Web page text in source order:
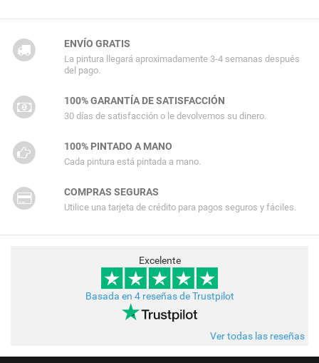
ENVÍO GRATIS
La pintura llegará aproximadamente 3-4 semanas después
del pago.
100% GARANTÍA DE SATISFACCIÓN
30 días de satisfacción o le devolvemos su dinero.
100% PINTADO A MANO
Cada pintura está pintada a mano.
COMPRAS SEGURAS
Utilice una tarjeta de crédito para pagos seguros y fáciles.
Excelente
Basada en 4 reseñas de Trustpilot
Ver todas las reseñas